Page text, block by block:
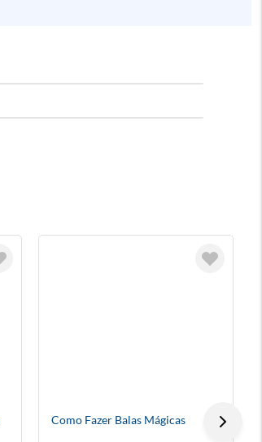
Como Fazer Balas Mágicas